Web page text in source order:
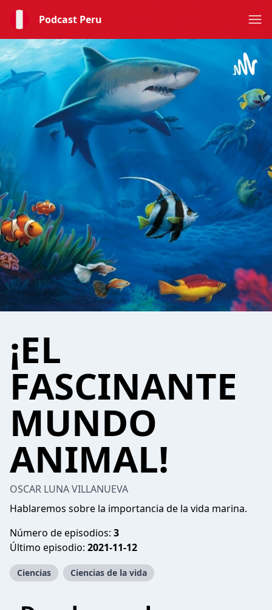
Podcast Peru
¡EL
FASCINANTE
MUNDO
ANIMAL!
OSCAR LUNA VILLANUEVA
Hablaremos sobre la importancia de la vida marina.
Número de episodios: 3
Último episodio: 2021-11-12
Ciencias Ciencias de la vida